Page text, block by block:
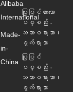
Alibaba
International
Made-
in-
China
ပြုပြင်ထားသော
ပစ္စည်း -
သဘာဝရာဘာ၊
ခွက်ရာဘာ
ပြုပြင်
ပစ္စည်း -
သဘာဝရာဘာ၊
ခွက်ရာဘာ